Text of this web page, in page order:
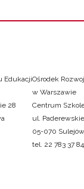
Edukacji
28
Ośrodek
w Warszawie
Centrum
ul.
05-070
tel. 22 783 37 84